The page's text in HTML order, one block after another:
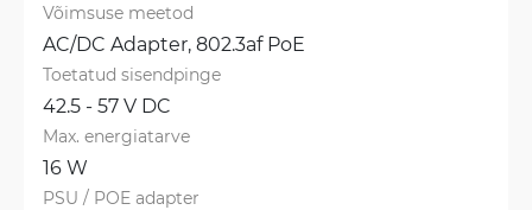
Võimsuse meetod
AC/DC Adapter, 802.3af PoE
Toetatud sisendpinge
42.5 - 57 V DC
Max. energiatarve
16 W
PSU / POE adapter